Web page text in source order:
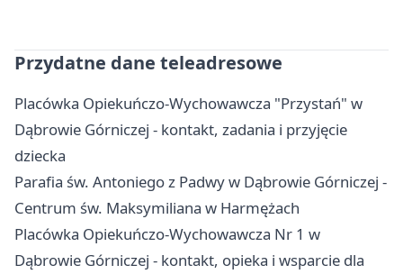
Przydatne dane teleadresowe
Placówka Opiekuńczo-Wychowawcza "Przystań" w
Dąbrowie Górniczej - kontakt, zadania i przyjęcie
dziecka
Parafia św. Antoniego z Padwy w Dąbrowie Górniczej -
Centrum św. Maksymiliana w Harmężach
Placówka Opiekuńczo-Wychowawcza Nr 1 w
Dąbrowie Górniczej - kontakt, opieka i wsparcie dla